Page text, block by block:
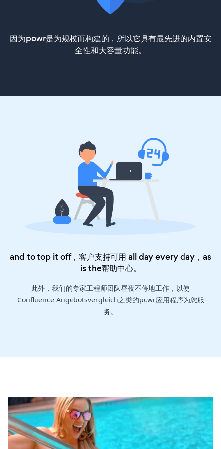
因为powr是为规模而构建的，所以它具有最先进的内置安
全性和大容量功能。
and to top it off，客户支持可用 all day every day，as
is the帮助中心。
此外，我们的专家工程师团队昼夜不停地工作，以使
Confluence Angebotsvergleich之类的powr应用程序为您服
务。